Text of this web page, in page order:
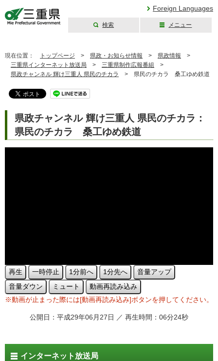
Foreign Languages
検索 メニュー
現在位置： トップページ > 県政・お知らせ情報 > 県政情報 >
三重県インターネット放送局 > 三重県制作広報番組
>
県政チャンネル 輝け三重人 県民のチカラ
> 県民のチカラ 桑工ゆめ鉄道
県政チャンネル 輝け三重人 県民のチカラ：
県民のチカラ 桑工ゆめ鉄道
再生 一時停止 1分前へ 1分先へ
音量アップ
音量ダウン
ミュート
動画再読み込み
※動画が止まった際には[動画再読み込み]ボタンを押してください。
公開日：平成29年06月27日 ／ 再生時間：06分24秒
インターネット放送局